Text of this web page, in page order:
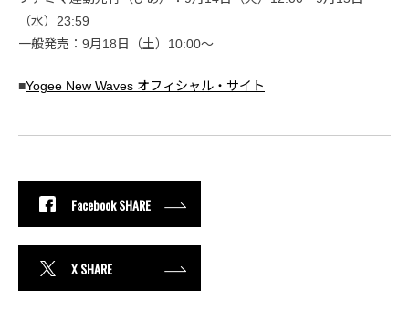
（水）23:59
一般発売：9月18日（土）10:00〜
■Yogee New Waves オフィシャル・サイト
Facebook SHARE
X SHARE